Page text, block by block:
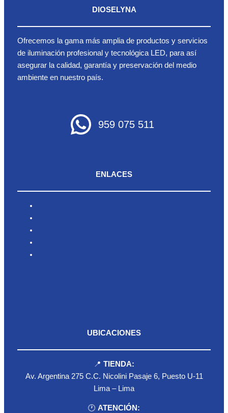
DIOSELYNA
Ofrecemos la gama más amplia de productos y servicios
de iluminación profesional y tecnológica LED, para así
asegurar la calidad, garantía y preservación del medio
ambiente en nuestro país.
959 075 511
ENLACES
UBICACIONES
📍 TIENDA:
Av. Argentina 275 C.C. Nicolini Pasaje 6, Puesto U-11
Lima – Lima
🕐 ATENCIÓN: